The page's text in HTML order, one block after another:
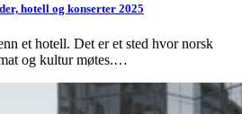
hotell og konserter 2025
et hotell. Det er et sted hvor norsk
og kultur møtes.…